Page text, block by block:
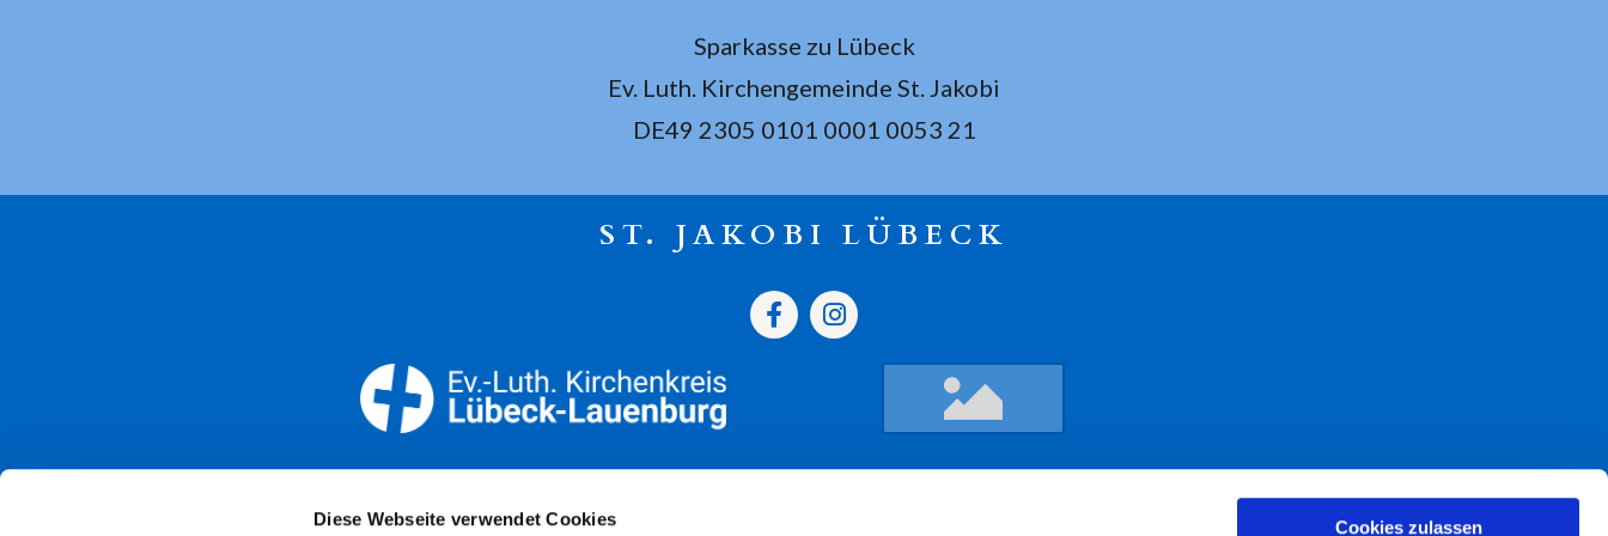
Diese Webseite verwendet Cookies Cookies zulassen
Sparkasse zu Lübeck
Ev. Luth. Kirchengemeinde St. Jakobi
DE49 2305 0101 0001 0053 21
ST. JAKOBI LÜBECK
Öffnungszeiten